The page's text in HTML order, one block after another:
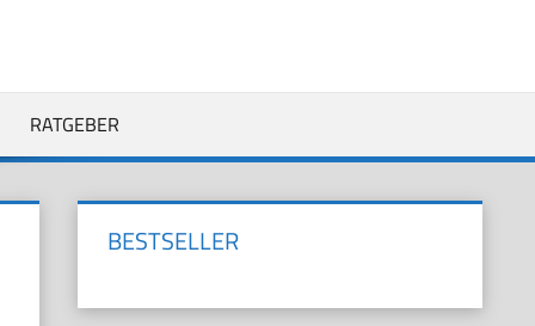
RATGEBER
BESTSELLER